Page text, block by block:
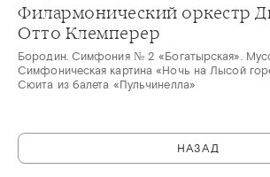
Филармонический оркестр
Отто Клемперер
Бородин. Симфония № 2 «Богатырская».
Симфоническая картина «Ночь на Лысой
Сюита из балета «Пульчинелла»
НАЗАД